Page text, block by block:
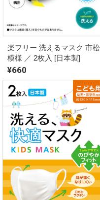
楽フリー 洗えるマスク 市松
模様 ／ 2枚入 [日本製]
¥660